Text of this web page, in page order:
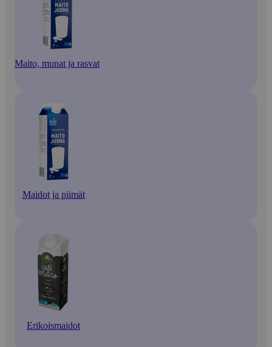
Maito, munat ja rasvat
Maidot ja piimät
Erikoismaidot